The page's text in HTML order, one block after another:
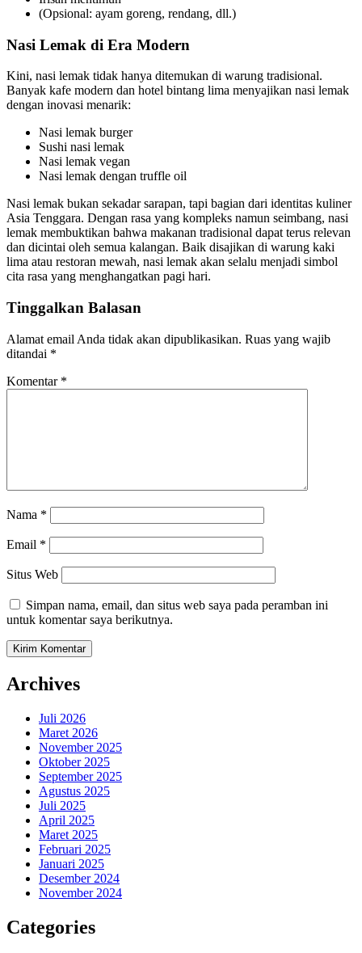
(Opsional: ayam goreng, rendang, dll.)
Nasi Lemak di Era Modern
Kini, nasi lemak tidak hanya ditemukan di warung tradisional.
Banyak kafe modern dan hotel bintang lima menyajikan nasi lemak
dengan inovasi menarik:
Nasi lemak burger
Sushi nasi lemak
Nasi lemak vegan
Nasi lemak dengan truffle oil
Nasi lemak bukan sekadar sarapan, tapi bagian dari identitas kuliner
Asia Tenggara. Dengan rasa yang kompleks namun seimbang, nasi
lemak membuktikan bahwa makanan tradisional dapat terus relevan
dan dicintai oleh semua kalangan. Baik disajikan di warung kaki
lima atau restoran mewah, nasi lemak akan selalu menjadi simbol
cita rasa yang menghangatkan pagi hari.
Tinggalkan Balasan
Alamat email Anda tidak akan dipublikasikan. Ruas yang wajib
ditandai *
Komentar *
Nama *
Email *
Situs Web
Simpan nama, email, dan situs web saya pada peramban ini
untuk komentar saya berikutnya.
Archives
Juli 2026
Maret 2026
November 2025
Oktober 2025
September 2025
Agustus 2025
Juli 2025
April 2025
Maret 2025
Februari 2025
Januari 2025
Desember 2024
November 2024
Categories